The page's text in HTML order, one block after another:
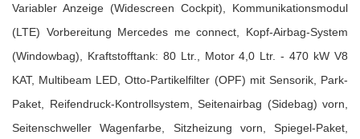
Variabler Anzeige (Widescreen Cockpit), Kommunikationsmodul
(LTE) Vorbereitung Mercedes me connect, Kopf-Airbag-System
(Windowbag), Kraftstofftank: 80 Ltr., Motor 4,0 Ltr. - 470 kW V8
KAT, Multibeam LED, Otto-Partikelfilter (OPF) mit Sensorik, Park-
Paket, Reifendruck-Kontrollsystem, Seitenairbag (Sidebag) vorn,
Seitenschweller Wagenfarbe, Sitzheizung vorn, Spiegel-Paket,